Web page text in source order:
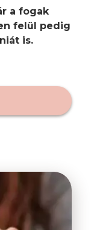
a fogak
felül pedig
is.